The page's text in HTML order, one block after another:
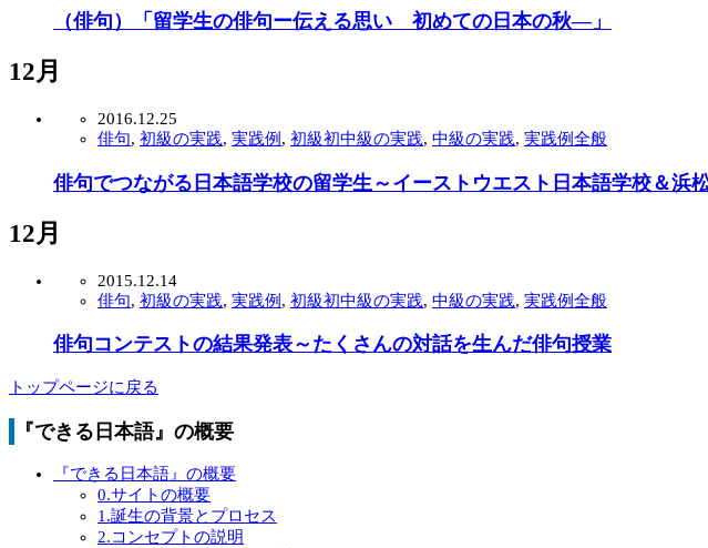
（俳句）「留学生の俳句ー伝える思い 初めての日本の秋―」
12月
2016.12.25
俳句, 初級の実践, 実践例 , 初級初中級の実践, 中級の実践, 実践例全般
俳句でつながる日本語学校の留学生～イーストウエスト日本語学校＆浜
12月
2015.12.14
俳句, 初級の実践, 実践例 , 初級初中級の実践, 中級の実践, 実践例全般
俳句コンテストの結果発表～たくさんの対話を生んだ俳句授業
トップページに戻る
『できる日本語』の概要
『できる日本語』の概要
0.サイトの概要
1.誕生の背景とプロセス
2.コンセプトの説明